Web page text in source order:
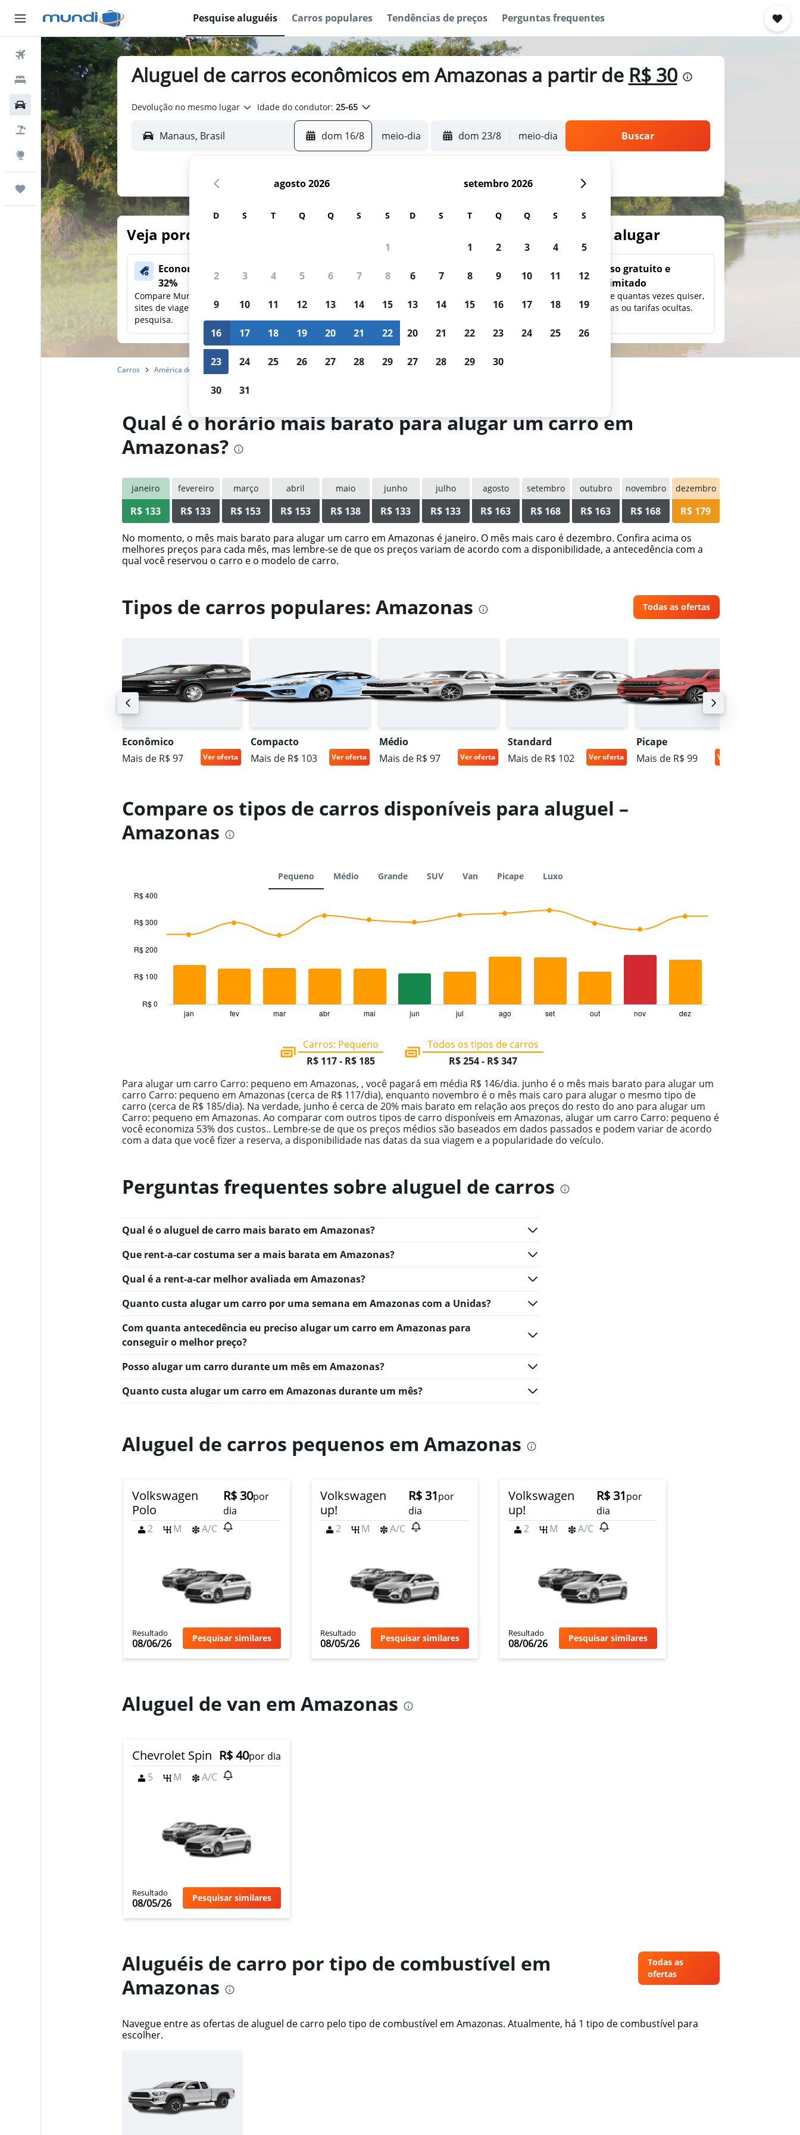
Pesquise aluguéis Carros populares Tendências de preços Perguntas frequentes
Passagens Aéreas
Hospedagens
Carros
Pacotes
Explore
Trips
Aluguel de carros econômicos em Amazonas a partir de R$ 30
Devolução no mesmo lugar Idade do condutor: 25-65
dom 16/8 meio-dia dom 23/8 meio-dia Buscar
Veja porque nossos usuários usam o Mundi para buscar carros para alugar
Economize mais de
32%
Compare Mundi com outros
sites de viagens em uma única
pesquisa.
preços
oferta?
Receba notificações
quando os preços baixarem.
personalizados
tipo de carro, faixa de preço e
Uso gratuito e
ilimitado
Pesquise quantas vezes quiser,
sem taxas ou tarifas ocultas.
Carros América do Sul
Qual é o horário mais barato para alugar um carro em
Amazonas?
janeiro
R$ 133
fevereiro
R$ 133
março
R$ 153
abril
R$ 153
maio
R$ 138
junho
R$ 133
julho
R$ 133
agosto
R$ 163
setembro
R$ 168
outubro
R$ 163
novembro
R$ 168
dezembro
R$ 179
No momento, o mês mais barato para alugar um carro em Amazonas é janeiro. O mês mais caro é dezembro. Confira acima os
melhores preços para cada mês, mas lembre-se de que os preços variam de acordo com a disponibilidade, a antecedência com a
qual você reservou o carro e o modelo de carro.
Tipos de carros populares: Amazonas Todas as ofertas
Econômico
Mais de R$ 97
Ver oferta
Compacto
Mais de R$ 103
Ver oferta
Médio
Mais de R$ 97
Ver oferta
Standard
Mais de R$ 102
Ver oferta
Picape
Mais de R$ 99
Ver oferta
Compare os tipos de carros disponíveis para aluguel –
Amazonas
Pequeno Médio Grande SUV Van Picape Luxo
chart
with
data
series.
The
has
14
categories.
The
chart
has
1
values.
Range:
to
400.
jan fev mar abr mai jun jul ago set out nov dez
R$ 0
R$ 100
R$ 200
R$ 300
R$ 400
Carros: Pequeno
R$ 117 - R$ 185
Todos os tipos de carros
R$ 254 - R$ 347
Para alugar um carro Carro: pequeno em Amazonas, , você pagará em média R$ 146/dia. junho é o mês mais barato para alugar um
carro Carro: pequeno em Amazonas (cerca de R$ 117/dia), enquanto novembro é o mês mais caro para alugar o mesmo tipo de
carro (cerca de R$ 185/dia). Na verdade, junho é cerca de 20% mais barato em relação aos preços do resto do ano para alugar um
Carro: pequeno em Amazonas. Ao comparar com outros tipos de carro disponíveis em Amazonas, alugar um carro Carro: pequeno é
você economiza 53% dos custos.. Lembre-se de que os preços médios são baseados em dados passados e podem variar de acordo
com a data que você fizer a reserva, a disponibilidade nas datas da sua viagem e a popularidade do veículo.
Perguntas frequentes sobre aluguel de carros
Qual é o aluguel de carro mais barato em Amazonas?
Que rent-a-car costuma ser a mais barata em Amazonas?
Qual é a rent-a-car melhor avaliada em Amazonas?
Quanto custa alugar um carro por uma semana em Amazonas com a Unidas?
Com quanta antecedência eu preciso alugar um carro em Amazonas para
conseguir o melhor preço?
Posso alugar um carro durante um mês em Amazonas?
Quanto custa alugar um carro em Amazonas durante um mês?
Aluguel de carros pequenos em Amazonas
Volkswagen
Polo
R$ 30por
dia
2
M A/C
Resultado
08/06/26 Pesquisar similares
Volkswagen
up!
R$ 31por
dia
2
M A/C
Resultado
08/05/26 Pesquisar similares
Volkswagen
up!
R$ 31por
dia
2
M A/C
Resultado
08/06/26 Pesquisar similares
Aluguel de van em Amazonas
Chevrolet Spin R$ 40por dia
5
M A/C
Resultado
08/05/26 Pesquisar similares
Aluguéis de carro por tipo de combustível em
Amazonas
Todas as
ofertas
Navegue entre as ofertas de aluguel de carro pelo tipo de combustível em Amazonas. Atualmente, há 1 tipo de combustível para
escolher.
agosto 2026
D S T Q Q S S
1
2 3 4 5 6 7 8
9 10 11 12 13 14 15
16 17 18 19 20 21 22
23 24 25 26 27 28 29
30 31
setembro 2026
D S T Q Q S S
1 2 3 4 5
6 7 8 9 10 11 12
13 14 15 16 17 18 19
20 21 22 23 24 25 26
27 28 29 30